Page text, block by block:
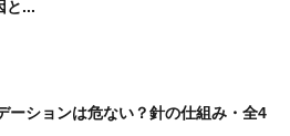
と...
ーションは危ない？針の仕組み・全4